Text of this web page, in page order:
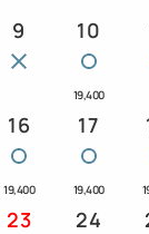
上海楼酒家」
キング。AM6
ホテルメトロ
9 10
19,400
16
19,400
17
19,400
23 24